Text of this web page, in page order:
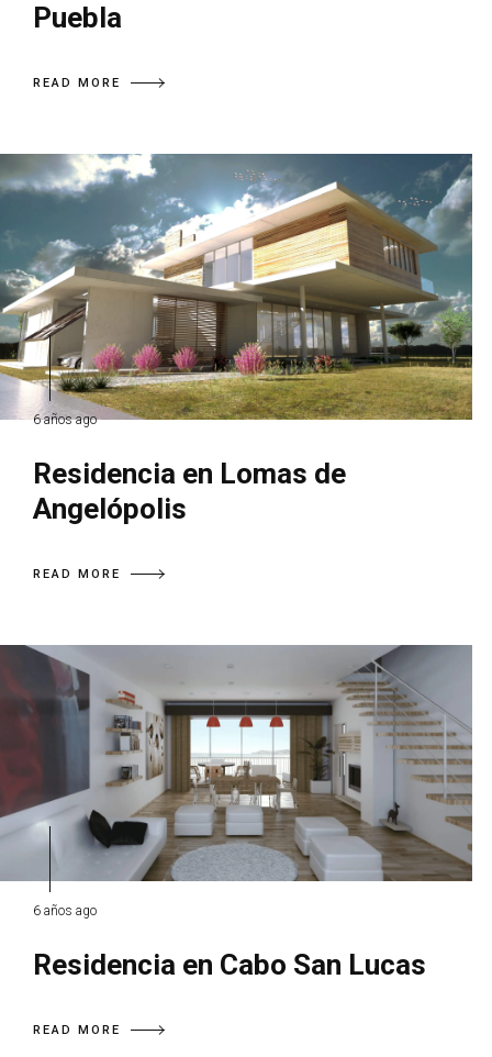
Puebla
READ MORE
6 años ago
Residencia en Lomas de
Angelópolis
READ MORE
6 años ago
Residencia en Cabo San Lucas
READ MORE